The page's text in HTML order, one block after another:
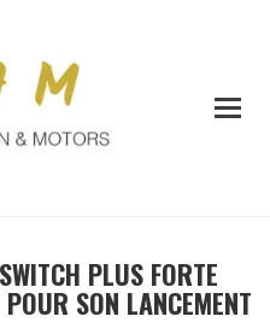
PLUS FORTE
SON LANCEMENT